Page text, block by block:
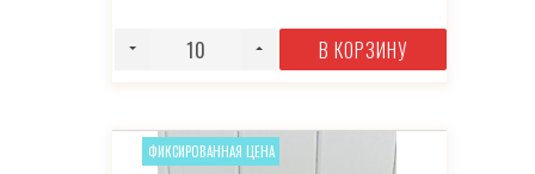
В КОРЗИНУ
ФИКСИРОВАННАЯ ЦЕНА